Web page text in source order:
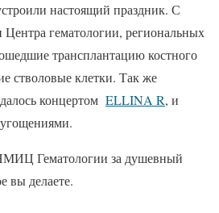
настоящий праздник. С
гематологии, региональных
трансплантацию костного
стволовые клетки. Так же
концертом ELLINA R, и
Гематологии за душевный
вы делаете.